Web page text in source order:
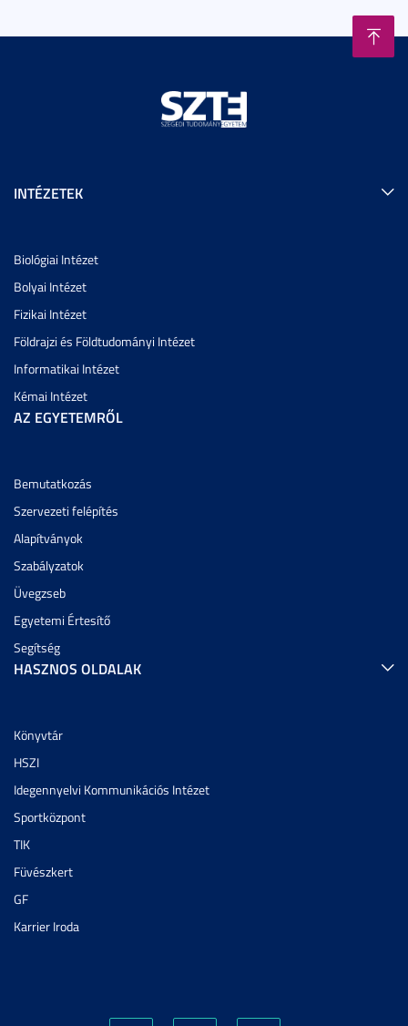
INTÉZETEK
Biológiai Intézet
Bolyai Intézet
Fizikai Intézet
Földrajzi és Földtudományi Intézet
Informatikai Intézet
Kémai Intézet
AZ EGYETEMRŐL
Bemutatkozás
Szervezeti felépítés
Alapítványok
Szabályzatok
Üvegzseb
Egyetemi Értesítő
Segítség
HASZNOS OLDALAK
Könyvtár
HSZI
Idegennyelvi Kommunikációs Intézet
Sportközpont
TIK
Füvészkert
GF
Karrier Iroda